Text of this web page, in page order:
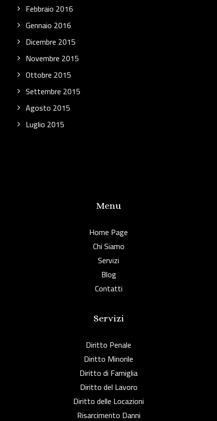
Febbraio 2016
Gennaio 2016
Dicembre 2015
Novembre 2015
Ottobre 2015
Settembre 2015
Agosto 2015
Luglio 2015
Menu
Home Page
Chi Siamo
Servizi
Blog
Contatti
Servizi
Diritto Penale
Diritto Minorile
Diritto di Famiglia
Diritto del Lavoro
Diritto delle Locazioni
Risarcimento Danni